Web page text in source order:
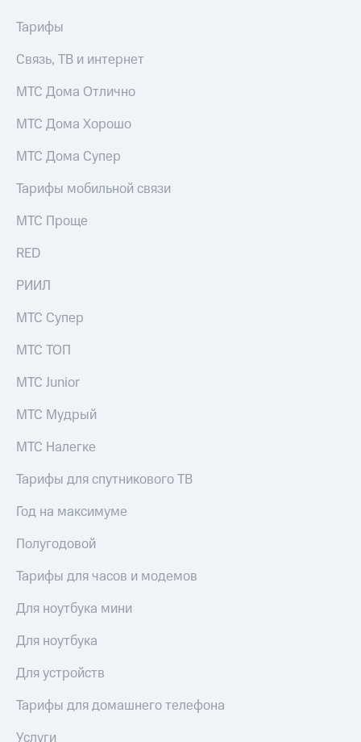
Рынок
Еврооблигации-2023
Уведомление
о
погашении
именных
облигаций
развитие
На главную
Тарифы
Связь, ТВ и интернет
МТС Дома Отлично
МТС Дома Хорошо
МТС Дома Супер
Тарифы мобильной связи
МТС Проще
RED
РИИЛ
МТС Супер
МТС ТОП
МТС Junior
МТС Мудрый
МТС Налегке
Тарифы для спутникового ТВ
Год на максимуме
Полугодовой
Тарифы для часов и модемов
Для ноутбука мини
Для ноутбука
Для устройств
Тарифы для домашнего телефона